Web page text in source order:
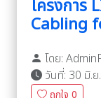
โครงการ
Cabling
โดย:
วันที่: 30 มิ.
ถูกใจ 0